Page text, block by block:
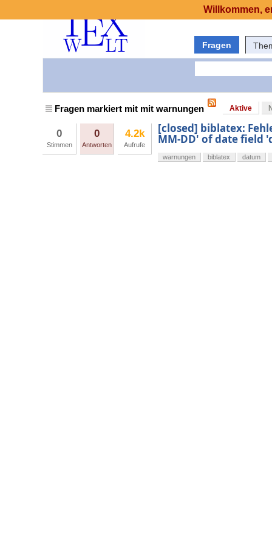
Fragen
Fragen markiert mit mit warnungen Aktive
0
Stimmen
0
Antworten
4.2k
Aufrufe
[closed] biblatex:
MM-DD' of date field
warnungen biblatex datum
Willkommen,